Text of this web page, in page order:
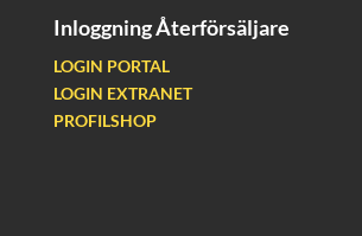
Inloggning Återförsäljare
LOGIN PORTAL
LOGIN EXTRANET
PROFILSHOP